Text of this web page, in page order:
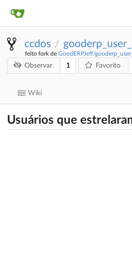
ccdos /
feito fork de GoodERPJeff/
Observar 1 Favorito
Wiki
Usuários que